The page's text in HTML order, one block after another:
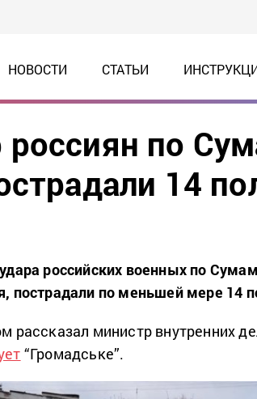
НОВОСТИ СТАТЬИ
по
14
российских военных по
пострадали по меньшей мере 14
рассказал министр внутренних
“Громадське”.